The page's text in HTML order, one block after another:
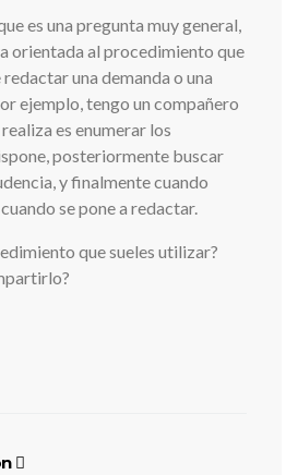
es una pregunta muy general,
orientada al procedimiento que
una demanda o una
ejemplo, tengo un compañero
es enumerar los
posteriormente buscar
y finalmente cuando
se pone a redactar.
que sueles utilizar?